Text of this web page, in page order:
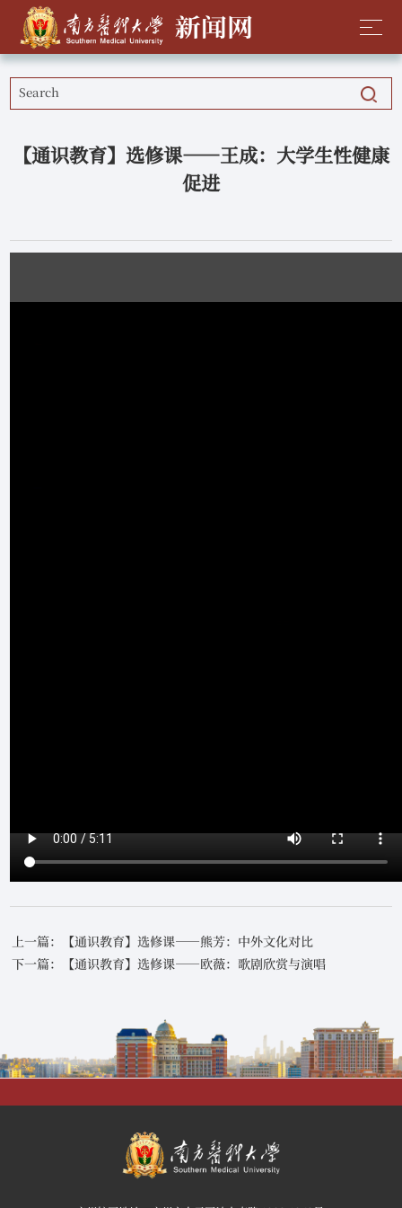
【通识教育】选修课——王成：大学生性健康
促进
上一篇：【通识教育】选修课——熊芳：中外文化对比
下一篇：【通识教育】选修课——欧薇：歌剧欣赏与演唱